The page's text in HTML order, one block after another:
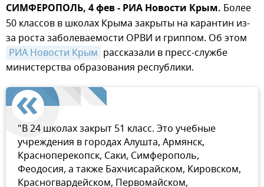
СИМФЕРОПОЛЬ, 4 фев - РИА Новости Крым. Более
50 классов в школах Крыма закрыты на карантин из-
за роста заболеваемости ОРВИ и гриппом. Об этом
РИА Новости Крым рассказали в пресс-службе
министерства образования республики.
"В 24 школах закрыт 51 класс. Это учебные
учреждения в городах Алушта, Армянск,
Красноперекопск, Саки, Симферополь,
Феодосия, а также Бахчисарайском, Кировском,
Красногвардейском, Первомайском,